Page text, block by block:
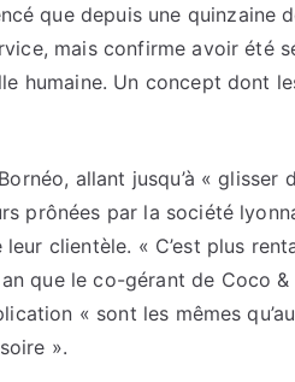
que depuis une quinzaine
mais confirme avoir été
humaine. Un concept dont
allant jusqu’à « glisser
prônées par la société
clientèle. « C’est plus
que le co-gérant de Coco
« sont les mêmes
».